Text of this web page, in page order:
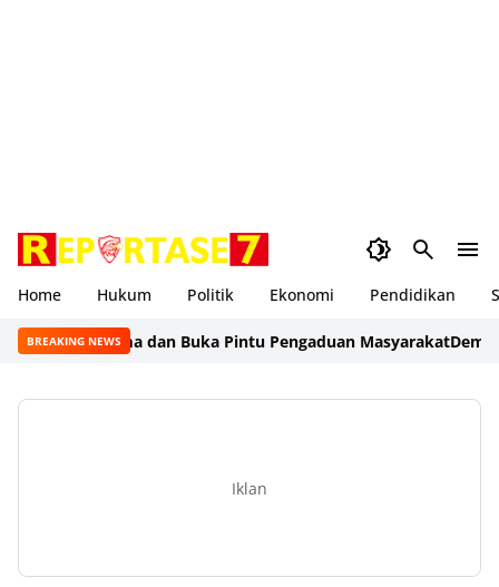
Home Hukum Politik Ekonomi Pendidikan
BREAKING NEWS
Prima dan Buka Pintu Pengaduan MasyarakatDemi
Iklan